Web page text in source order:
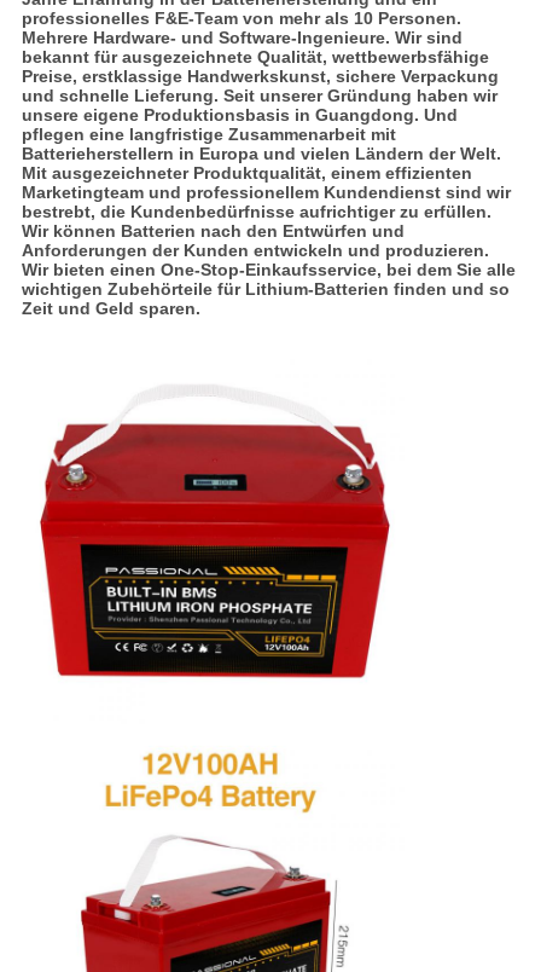
professionelles F&E-Team von mehr als 10 Personen.
Mehrere Hardware- und Software-Ingenieure. Wir sind
bekannt für ausgezeichnete Qualität, wettbewerbsfähige
Preise, erstklassige Handwerkskunst, sichere Verpackung
und schnelle Lieferung. Seit unserer Gründung haben wir
unsere eigene Produktionsbasis in Guangdong. Und
pflegen eine langfristige Zusammenarbeit mit
Batterieherstellern in Europa und vielen Ländern der Welt.
Mit ausgezeichneter Produktqualität, einem effizienten
Marketingteam und professionellem Kundendienst sind wir
bestrebt, die Kundenbedürfnisse aufrichtiger zu erfüllen.
Wir können Batterien nach den Entwürfen und
Anforderungen der Kunden entwickeln und produzieren.
Wir bieten einen One-Stop-Einkaufsservice, bei dem Sie alle
wichtigen Zubehörteile für Lithium-Batterien finden und so
Zeit und Geld sparen.